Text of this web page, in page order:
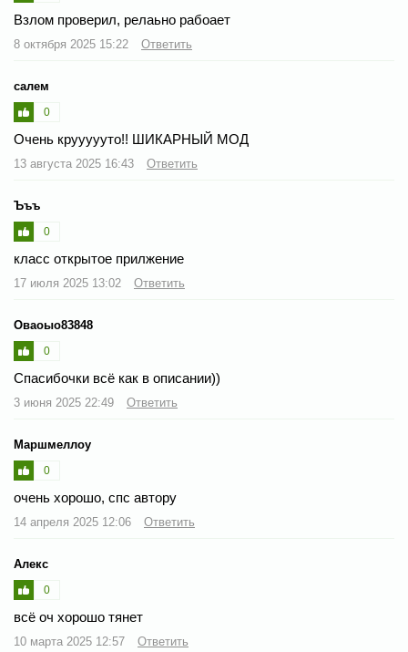
Взлом проверил, релаьно рабоает
8 октября 2025 15:22 Ответить
салем
0
Очень круууууто!! ШИКАРНЫЙ МОД
13 августа 2025 16:43 Ответить
Ъъъ
0
класс открытое прилжение
17 июля 2025 13:02 Ответить
Оваоыо83848
0
Спасибочки всё как в описании))
3 июня 2025 22:49 Ответить
Маршмеллоу
0
очень хорошо, спс автору
14 апреля 2025 12:06 Ответить
Алекс
0
всё оч хорошо тянет
10 марта 2025 12:57 Ответить